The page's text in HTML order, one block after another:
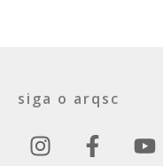
siga o arqsc